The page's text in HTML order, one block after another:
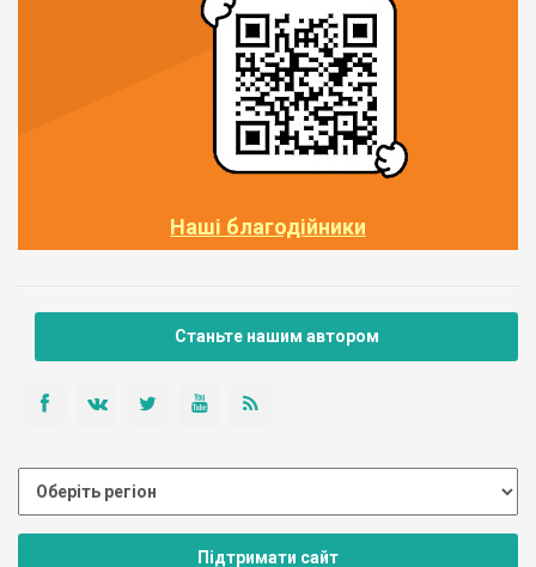
Наші благодійники
Станьте нашим автором
Підтримати сайт